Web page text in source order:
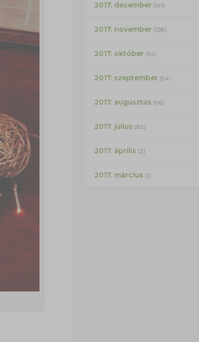
2017. december(141)
2017. november(128)
2017. október(94)
2017. szeptember(94)
2017. augusztus (96)
2017. július (83)
2017. április (2)
2017. március (1)